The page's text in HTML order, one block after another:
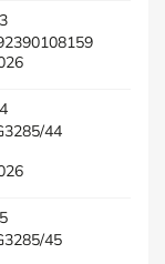
44
45